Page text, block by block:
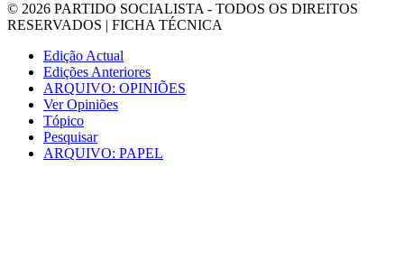
© 2026 PARTIDO SOCIALISTA - TODOS OS DIREITOS
RESERVADOS | FICHA TÉCNICA
Edição Actual
Edições Anteriores
ARQUIVO: OPINIÕES
Ver Opiniões
Tópico
Pesquisar
ARQUIVO: PAPEL